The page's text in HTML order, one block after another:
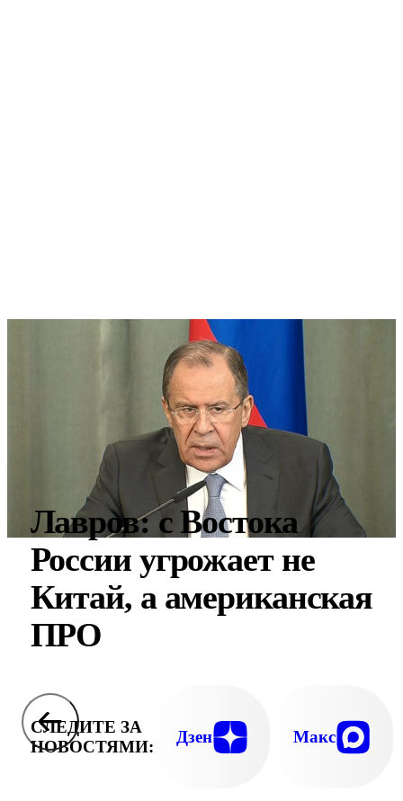
Лавров: с Востока
России угрожает не
Китай, а американская
ПРО
СЛЕДИТЕ ЗА
НОВОСТЯМИ:
Дзен Макс